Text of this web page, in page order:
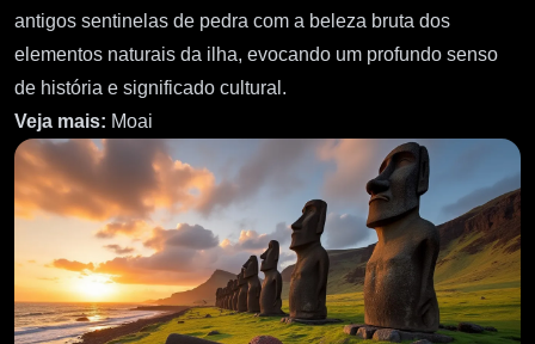
antigos sentinelas de pedra com a beleza bruta dos
elementos naturais da ilha, evocando um profundo senso
de história e significado cultural.
Veja mais: Moai